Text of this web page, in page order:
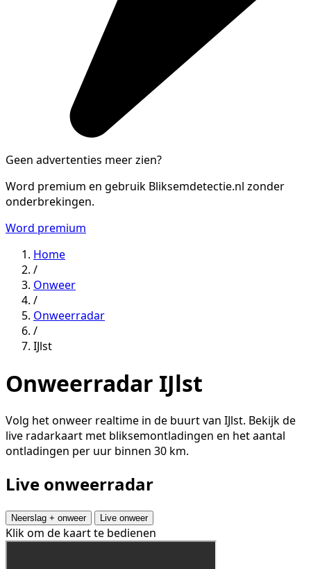
Geen advertenties meer zien?
Word premium en gebruik Bliksemdetectie.nl zonder
onderbrekingen.
Word premium
Home
/
Onweer
/
Onweerradar
/
IJlst
Onweerradar IJlst
Volg het onweer realtime in de buurt van IJlst. Bekijk de
live radarkaart met bliksemontladingen en het aantal
ontladingen per uur binnen 30 km.
Live onweerradar
Neerslag + onweer Live onweer
Klik om de kaart te bedienen